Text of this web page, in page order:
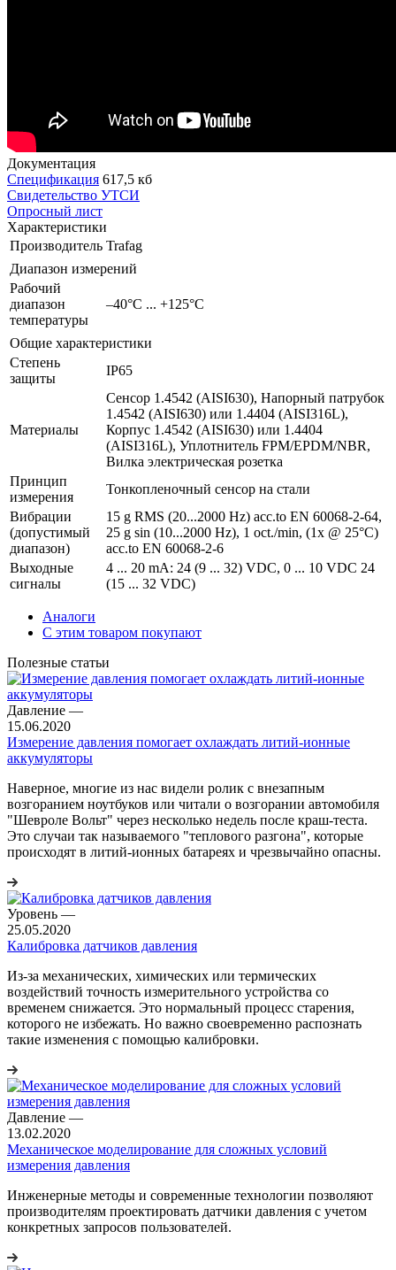
Документация
Спецификация 617,5 кб
Свидетельство УТСИ
Опросный лист
Характеристики
Производитель Trafag
Диапазон измерений
Рабочий
диапазон
температуры
–40°C ... +125°C
Общие характеристики
Степень
защиты
IP65
Материалы
Сенсор 1.4542 (AISI630), Напорный патрубок
1.4542 (AISI630) или 1.4404 (AISI316L),
Корпус 1.4542 (AISI630) или 1.4404
(AISI316L), Уплотнитель FPM/EPDM/NBR,
Вилка электрическая розетка
Принцип
измерения
Тонкопленочный сенсор на стали
Вибрации
(допустимый
диапазон)
15 g RMS (20...2000 Hz) acc.to EN 60068-2-64,
25 g sin (10...2000 Hz), 1 oct./min, (1x @ 25°C)
acc.to EN 60068-2-6
Выходные
сигналы
4 ... 20 mA: 24 (9 ... 32) VDC, 0 ... 10 VDC 24
(15 ... 32 VDC)
Аналоги
С этим товаром покупают
Полезные статьи
Давление —
15.06.2020
Измерение давления помогает охлаждать литий-ионные
аккумуляторы
Наверное, многие из нас видели ролик с внезапным
возгоранием ноутбуков или читали о возгорании автомобиля
"Шевроле Вольт" через несколько недель после краш-теста.
Это случаи так называемого "теплового разгона", которые
происходят в литий-ионных батареях и чрезвычайно опасны.
Уровень —
25.05.2020
Калибровка датчиков давления
Из-за механических, химических или термических
воздействий точность измерительного устройства со
временем снижается. Это нормальный процесс старения,
которого не избежать. Но важно своевременно распознать
такие изменения с помощью калибровки.
Давление —
13.02.2020
Механическое моделирование для сложных условий
измерения давления
Инженерные методы и современные технологии позволяют
производителям проектировать датчики давления с учетом
конкретных запросов пользователей.